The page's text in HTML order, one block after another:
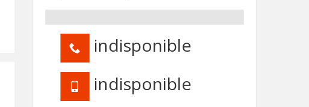
indisponible
indisponible